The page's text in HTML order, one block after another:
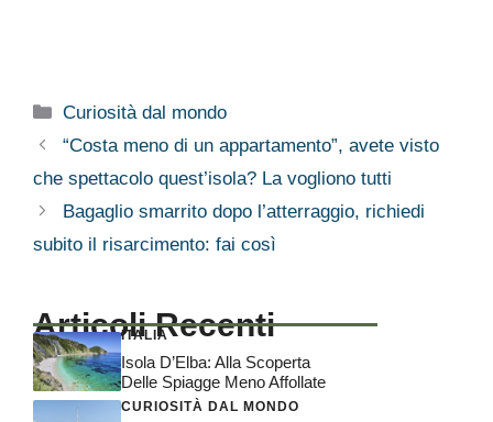
Categorie
Curiosità dal mondo
“Costa meno di un appartamento”, avete visto
che spettacolo quest’isola? La vogliono tutti
Bagaglio smarrito dopo l’atterraggio, richiedi
subito il risarcimento: fai così
Articoli Recenti
ITALIA
Isola D’Elba: Alla Scoperta
Delle Spiagge Meno Affollate
CURIOSITÀ DAL MONDO